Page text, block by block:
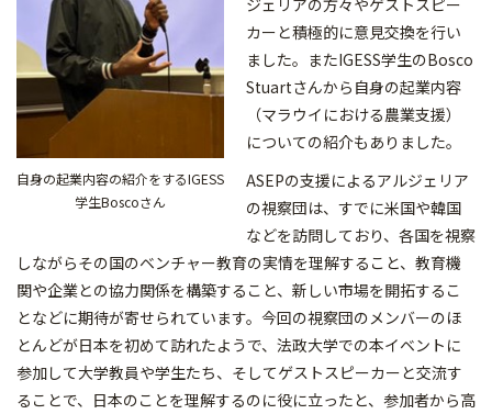
自身の起業内容の紹介をするIGESS
学生Boscoさん
ジェリアの方々やゲストスピー
カーと積極的に意見交換を行い
ました。またIGESS学生のBosco
Stuartさんから自身の起業内容
（マラウイにおける農業支援）
についての紹介もありました。
ASEPの支援によるアルジェリア
の視察団は、すでに米国や韓国
などを訪問しており、各国を視察
しながらその国のベンチャー教育の実情を理解すること、教育機
関や企業との協力関係を構築すること、新しい市場を開拓するこ
となどに期待が寄せられています。今回の視察団のメンバーのほ
とんどが日本を初めて訪れたようで、法政大学での本イベントに
参加して大学教員や学生たち、そしてゲストスピーカーと交流す
ることで、日本のことを理解するのに役に立ったと、参加者から高